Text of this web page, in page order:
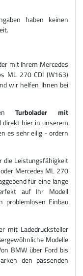
haben keinen
mit Ihrem Mercedes
ML 270 CDI (W163)
wir helfen Ihnen bei
Turbolader mit
direkt hier in unserem
es sehr eilig - ordern
die Leistungsfähigkeit
Mercedes ML 270
für eine lange
auf Ihr Modell
problemlosen Einbau
mit Ladedrucksteller
Modelle
BMW über Ford bis
den passenden